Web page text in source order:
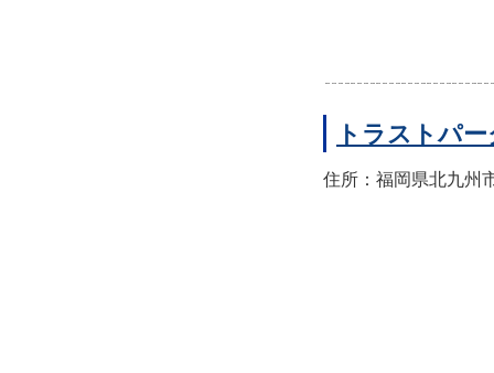
トラストパ
住所：福岡県北九州